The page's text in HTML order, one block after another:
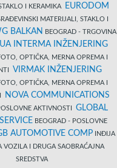
I KERAMIKA
EURODOM
MATERIJALI, STAKLO I
BALKAN
BEOGRAD - TRGOVINA
INTERMA INŽENJERING
OPTIČKA, MERNA OPREMA I
VIRMAK INŽENJERING
OPTIČKA, MERNA OPREMA I
NOVA COMMUNICATIONS
AKTIVNOSTI GLOBAL
BEOGRAD - POSLOVNE
AUTOMOTIVE COMP INĐIJA
VOZILA I DRUGA SAOBRAĆAJNA
SREDSTVA